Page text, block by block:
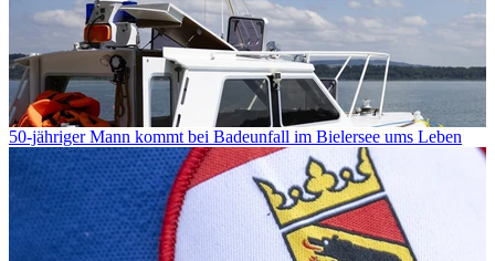
50-jähriger Mann kommt bei Badeunfall im Bielersee ums Leben